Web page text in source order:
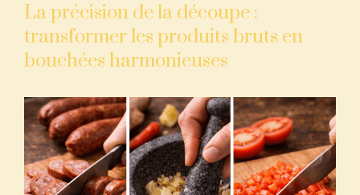
La précision de la découpe :
transformer les produits bruts en
bouchées harmonieuses